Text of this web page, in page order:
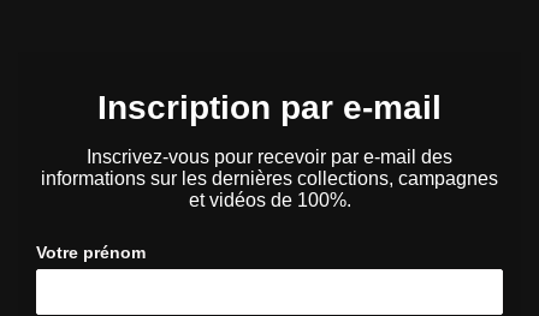
Inscription par e-mail
Inscrivez-vous pour recevoir par e-mail des
informations sur les dernières collections, campagnes
et vidéos de 100%.
Votre prénom